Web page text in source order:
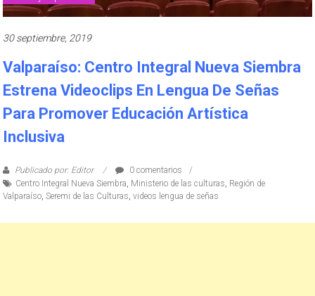
30 septiembre, 2019
Valparaíso: Centro Integral Nueva Siembra
Estrena Videoclips En Lengua De Señas
Para Promover Educación Artística
Inclusiva
Publicado por: Editor
0 comentarios
Centro Integral Nueva Siembra Ministerio de las culturas Región de
Valparaíso ,Seremi de las Culturas ,videos lengua de señas